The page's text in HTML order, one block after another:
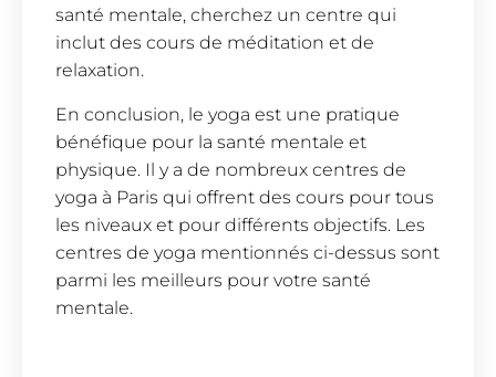
santé mentale, cherchez un centre qui
inclut des cours de méditation et de
relaxation.
En conclusion, le yoga est une pratique
bénéfique pour la santé mentale et
physique. Il y a de nombreux centres de
yoga à Paris qui offrent des cours pour tous
les niveaux et pour différents objectifs. Les
centres de yoga mentionnés ci-dessus sont
parmi les meilleurs pour votre santé
mentale.